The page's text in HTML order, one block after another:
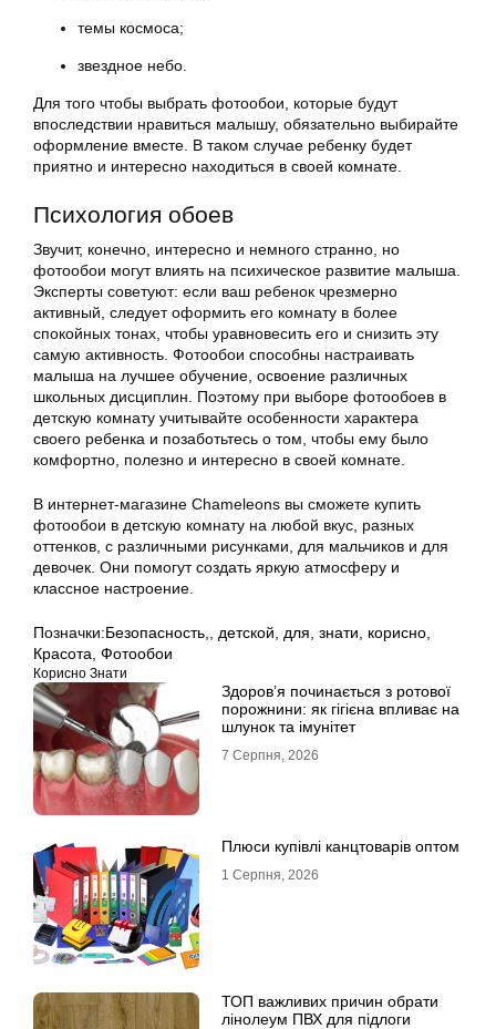
темы космоса;
звездное небо.
Для того чтобы выбрать фотообои, которые будут
впоследствии нравиться малышу, обязательно выбирайте
оформление вместе. В таком случае ребенку будет
приятно и интересно находиться в своей комнате.
Психология обоев
Звучит, конечно, интересно и немного странно, но
фотообои могут влиять на психическое развитие малыша.
Эксперты советуют: если ваш ребенок чрезмерно
активный, следует оформить его комнату в более
спокойных тонах, чтобы уравновесить его и снизить эту
самую активность. Фотообои способны настраивать
малыша на лучшее обучение, освоение различных
школьных дисциплин. Поэтому при выборе фотообоев в
детскую комнату учитывайте особенности характера
своего ребенка и позаботьтесь о том, чтобы ему было
комфортно, полезно и интересно в своей комнате.
В интернет-магазине Chameleons вы сможете купить
фотообои в детскую комнату на любой вкус, разных
оттенков, с различными рисунками, для мальчиков и для
девочек. Они помогут создать яркую атмосферу и
классное настроение.
Позначки:Безопасность, детской для знати корисно
Красота Фотообои
Корисно Знати
Здоров’я починається з ротової
порожнини: як гігієна впливає на
шлунок та імунітет
7 Серпня, 2026
Плюси купівлі канцтоварів оптом
1 Серпня, 2026
ТОП важливих причин обрати
лінолеум ПВХ для підлоги